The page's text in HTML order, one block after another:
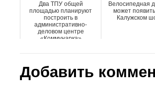
Два ТПУ общей
площадью планируют
построить в
административно-
деловом центре
«Коммунарка»
Велосипедная
может
Калужском
Добавить